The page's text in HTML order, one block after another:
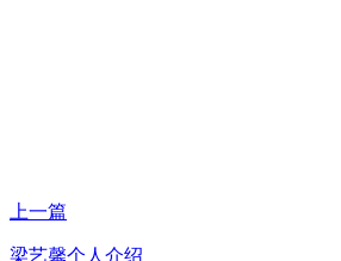
上一篇
梁艺馨个人介绍